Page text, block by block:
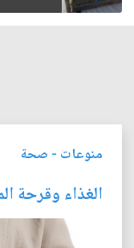
منوعات - صحة
الغذاء وقرحة